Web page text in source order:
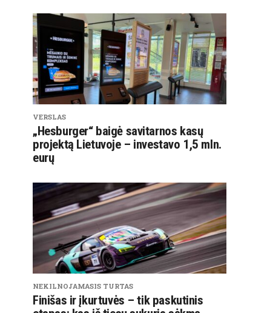
VERSLAS
„Hesburger“ baigė savitarnos kasų
projektą Lietuvoje – investavo 1,5 mln.
eurų
NEKILNOJAMASIS TURTAS
Finišas ir įkurtuvės – tik paskutinis